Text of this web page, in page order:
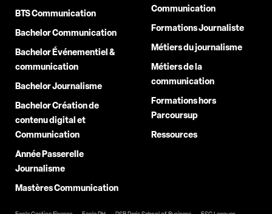
BTS Communication
Bachelor Communication
Bachelor Événementiel &
communication
Bachelor Journalisme
Bachelor Création de
contenu digital et
Communication
Année Passerelle
Journalisme
Mastères Communication
Communication
Formations Journaliste
Métiers du journalisme
Métiers de la
communication
Formations hors
Parcoursup
Ressources